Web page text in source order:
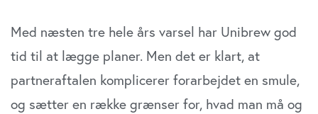
Med næsten tre hele års varsel har Unibrew god
tid til at lægge planer. Men det er klart, at
partneraftalen komplicerer forarbejdet en smule,
og sætter en række grænser for, hvad man må og